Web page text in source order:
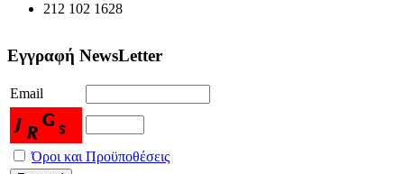
212 102 1628
Εγγραφή NewsLetter
Email
Όροι και Προϋποθέσεις